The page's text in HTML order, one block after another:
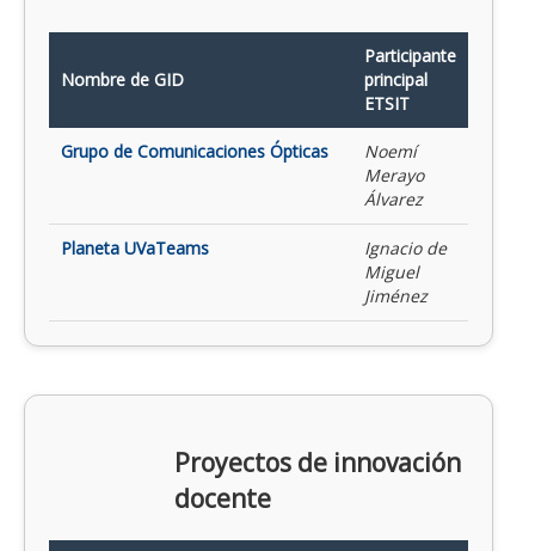
Nombre de GID
Participante
principal
ETSIT
Grupo de Comunicaciones Ópticas
Noemí
Merayo
Álvarez
Planeta UVaTeams
Ignacio de
Miguel
Jiménez
Proyectos de innovación
docente